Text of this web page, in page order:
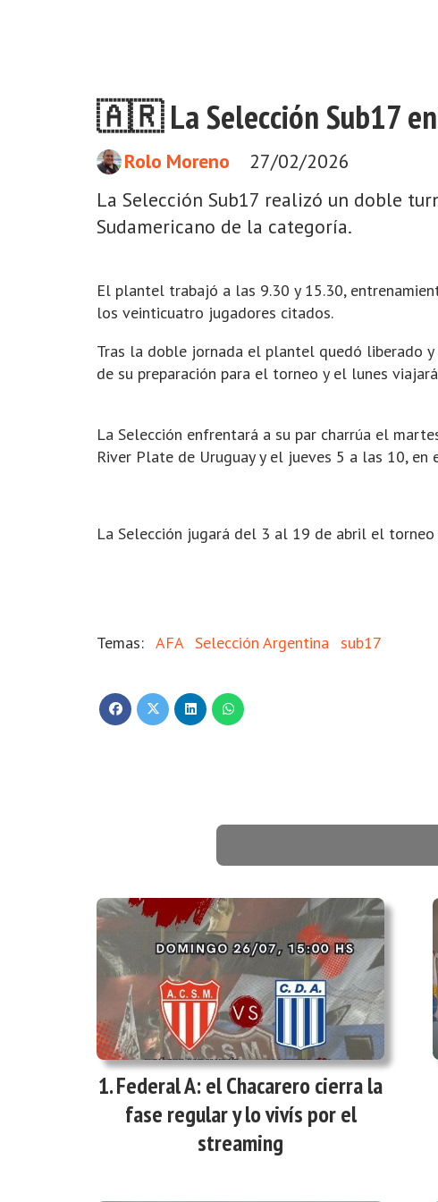
🇦🇷 La Selección Sub17
La Selección Sub17 realizó un doble
Sudamericano de la categoría.
27/02/2026
Rolo Moreno
El plantel trabajó a las 9.30 y 15.30,
los veinticuatro jugadores citados.
Tras la doble jornada el plantel quedó liberado
de su preparación para el torneo y el lunes
La Selección enfrentará a su par charrúa el
River Plate de Uruguay y el jueves 5 a las 10,
La Selección jugará del 3 al 19 de abril el
AFA Selección Argentina sub17
Federal A: el Chacarero cierra la
fase regular y lo vivís por el
streaming